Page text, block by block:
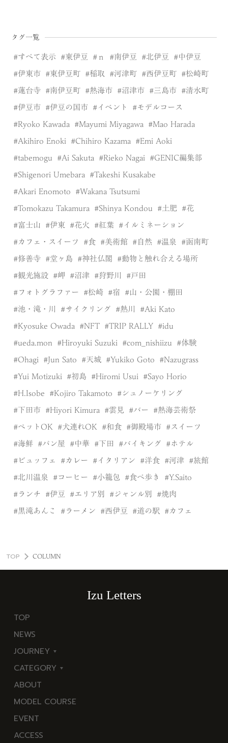
タグ一覧
すべて表示 東伊豆 ｎ 南伊豆 北伊豆 中伊豆
伊東市 東伊豆町 稲取 河津町 西伊豆町 松崎町
蓮台寺 南伊豆町 熱海市 沼津市 三島市 清水町
伊豆市 伊豆の国市 イベント モデルコース
Ryoko Kawada Mayumi Miyagawa Mao Harada
Akihiro Enoki Chihiro Kazama Emi Aoki
tabemogu Ai Sakuta Rieko Nagai GENIC編集部
Shigenori Umebara Takeshi Kusakabe
Akari Enomoto Wakana Tsutsumi
Tomokazu Takamura Shinya Kondou 土肥 花
富士山 伊東 花火 紅葉 イルミネーション
カフェ・スイーツ 食 美術館 自然 温泉 函南町
修善寺 堂ヶ島 神社仏閣 動物と触れ合える場所
観光施設 岬 沼津 狩野川 戸田
フォトグラファー 松崎 宿 山・公園・棚田
池・滝・川 サイクリング 熱川 Aki Kato
Kyosuke Owada NFT TRIP RALLY idu
ueda.mon Hiroyuki Suzuki com_nishiizu 体験
Ohagi Jun Sato 天城 Yukiko Goto Nazugrass
Yui Motizuki 初島 Hiromi Usui Sayo Horio
H.Isobe Kojiro Takamoto シュノーケリング
下田市 Hiyori Kimura 雲見 バー 熱海芸術祭
ペットOK 犬連れOK 和食 御殿場市 スイーツ
海鮮 パン屋 中華 下田 バイキング ホテル
ビュッフェ カレー イタリアン 洋食 河津 旅館
北川温泉 コーヒー 小籠包 食べ歩き Y.Saito
ランチ 伊豆 エリア別 ジャンル別 焼肉
黒滝あんこ ラーメン 西伊豆 道の駅 カフェ
TOP COLUMN
Izu Letters
TOP
NEWS
JOURNEY
東
伊
豆
西
伊
CATEGORY
海
岬
温
泉
ABOUT
MODEL COURSE
EVENT
ACCESS